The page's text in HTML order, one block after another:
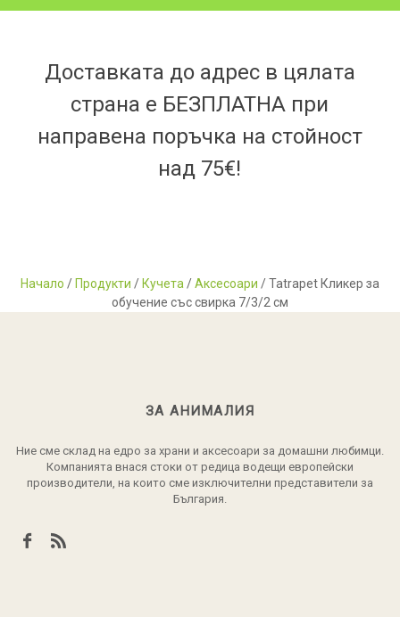
Доставката до адрес в цялата
страна е БЕЗПЛАТНА при
направена поръчка на стойност
над 75€!
Начало / Продукти / Кучета /Аксесоари / Tatrapet Кликер за
обучение със свирка 7/3/2 см
ЗА АНИМАЛИЯ
Ние сме склад на едро за храни и аксесоари за домашни любимци.
Компанията внася стоки от редица водещи европейски
производители, на които сме изключителни представители за
България.